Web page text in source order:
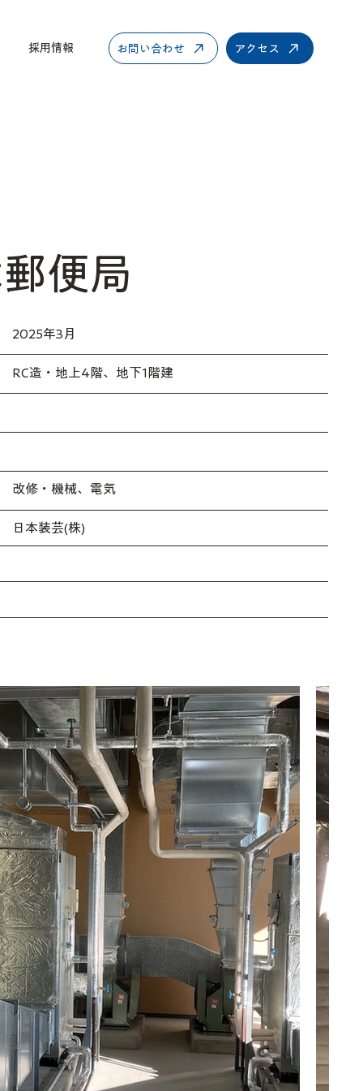
採用情報 お問い合わせ アクセス
便局
2025年3月
RC造・地上4階、地下1階建
改修・機械、電気
日本装芸(株)